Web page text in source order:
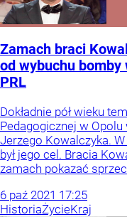
Zamach braci
od wybuchu bomby
PRL
Dokładnie pół wieku
Pedagogicznej w Opolu
Jerzego Kowalczyka. W
był jego cel. Bracia
zamach pokazać
6 paź 2021 17:25
HistoriaŻycieKraj